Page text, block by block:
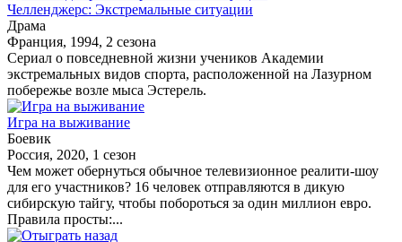
Челленджерс: Экстремальные ситуации
Драма
Франция, 1994, 2 сезона
Сериал о повседневной жизни учеников Академии
экстремальных видов спорта, расположенной на Лазурном
побережье возле мыса Эстерель.
Игра на выживание
Боевик
Россия, 2020, 1 сезон
Чем может обернуться обычное телевизионное реалити-шоу
для его участников? 16 человек отправляются в дикую
сибирскую тайгу, чтобы побороться за один миллион евро.
Правила просты:...